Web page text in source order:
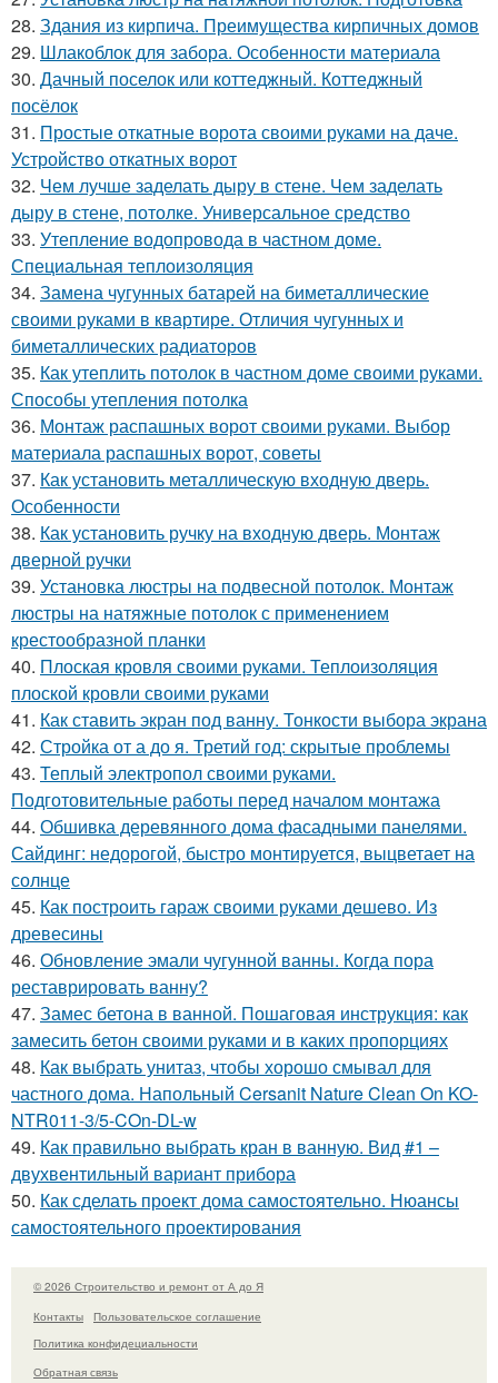
28. Здания из кирпича. Преимущества кирпичных домов
29. Шлакоблок для забора. Особенности материала
30. Дачный поселок или коттеджный. Коттеджный
посёлок
31. Простые откатные ворота своими руками на даче.
Устройство откатных ворот
32. Чем лучше заделать дыру в стене. Чем заделать
дыру в стене, потолке. Универсальное средство
33. Утепление водопровода в частном доме.
Специальная теплоизоляция
34. Замена чугунных батарей на биметаллические
своими руками в квартире. Отличия чугунных и
биметаллических радиаторов
35. Как утеплить потолок в частном доме своими руками.
Способы утепления потолка
36. Монтаж распашных ворот своими руками. Выбор
материала распашных ворот, советы
37. Как установить металлическую входную дверь.
Особенности
38. Как установить ручку на входную дверь. Монтаж
дверной ручки
39. Установка люстры на подвесной потолок. Монтаж
люстры на натяжные потолок с применением
крестообразной планки
40. Плоская кровля своими руками. Теплоизоляция
плоской кровли своими руками
41. Как ставить экран под ванну. Тонкости выбора экрана
42. Стройка от а до я. Третий год: скрытые проблемы
43. Теплый электропол своими руками.
Подготовительные работы перед началом монтажа
44. Обшивка деревянного дома фасадными панелями.
Сайдинг: недорогой, быстро монтируется, выцветает на
солнце
45. Как построить гараж своими руками дешево. Из
древесины
46. Обновление эмали чугунной ванны. Когда пора
реставрировать ванну?
47. Замес бетона в ванной. Пошаговая инструкция: как
замесить бетон своими руками и в каких пропорциях
48. Как выбрать унитаз, чтобы хорошо смывал для
частного дома. Напольный Cersanit Nature Clean On KO-
NTR011-3/5-COn-DL-w
49. Как правильно выбрать кран в ванную. Вид #1 –
двухвентильный вариант прибора
50. Как сделать проект дома самостоятельно. Нюансы
самостоятельного проектирования
© 2026 Строительство и ремонт от А до Я
Контакты
Пользовательское соглашение
Политика конфидециальности
Обратная связь